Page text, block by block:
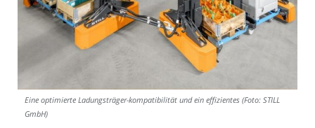
Eine optimierte Ladungsträger-kompatibilität und ein effizientes (Foto: STILL
GmbH)